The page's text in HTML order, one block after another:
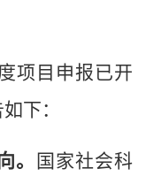
项目申报已开
下：
。
国家社会科